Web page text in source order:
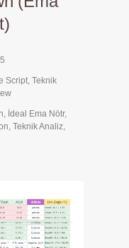
Script, Teknik
, İdeal Ema Nötr,
, Teknik Analiz,